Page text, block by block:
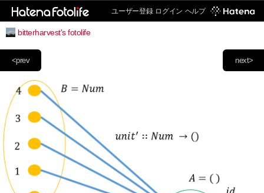
ユーザー登録 ログイン ヘルプ
bitterharvest's fotolife
next>
<prev